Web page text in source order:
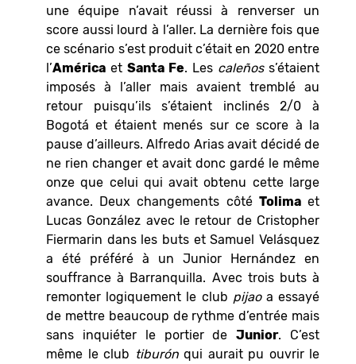
une équipe n’avait réussi à renverser un
score aussi lourd à l’aller. La dernière fois que
ce scénario s’est produit c’était en 2020 entre
l’América et Santa Fe. Les caleñoss’étaient
imposés à l’aller mais avaient tremblé au
retour puisqu’ils s’étaient inclinés 2/0 à
Bogotá et étaient menés sur ce score à la
pause d’ailleurs. Alfredo Arias avait décidé de
ne rien changer et avait donc gardé le même
onze que celui qui avait obtenu cette large
avance. Deux changements côté Tolimaet
Lucas González avec le retour de Cristopher
Fiermarin dans les buts et Samuel Velásquez
a été préféré à un Junior Hernández en
souffrance à Barranquilla. Avec trois buts à
remonter logiquement le club pijaoa essayé
de mettre beaucoup de rythme d’entrée mais
sans inquiéter le portier deJunior. C’est
même le club tiburónqui aurait pu ouvrir le